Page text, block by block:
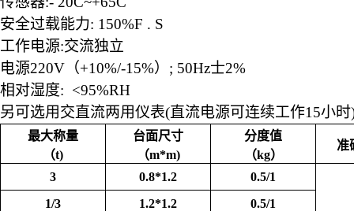
安全过载能力: 150%F . S
工作电源:交流独立
电源220V （+10%/-15%） ; 50Hz士2%
相对湿度: <95%RH
另可选用交直流两用仪表(直流电源可连续工作15小时
最大称量
（t)
台面尺寸
（m*m)
分度值
（kg）
准
3 0.8*1.2 0.5/1
1/3 1.2*1.2
0.5/1